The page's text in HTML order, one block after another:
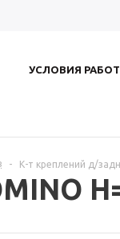
УСЛОВИЯ
- К-т креплений д/